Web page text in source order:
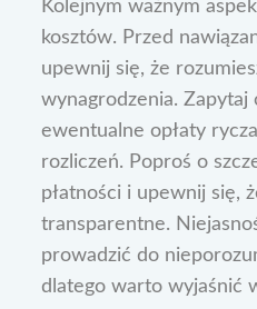
Kolejnym ważnym
kosztów. Przed
upewnij się, że
wynagrodzenia. Zapytaj
ewentualne opłaty
rozliczeń. Poproś o
płatności i upewnij się,
transparentne.
prowadzić do
dlatego warto wyjaśnić